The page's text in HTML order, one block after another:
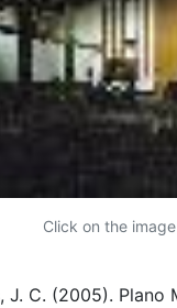
Click on the
J. C. (2005). Plano